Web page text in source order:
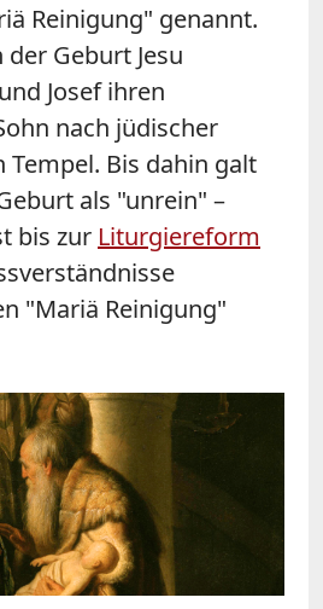
Reinigung" genannt.
der Geburt Jesu
Josef ihren
nach jüdischer
Bis dahin galt
als "unrein" –
bis zur Liturgiereform
"Mariä Reinigung"